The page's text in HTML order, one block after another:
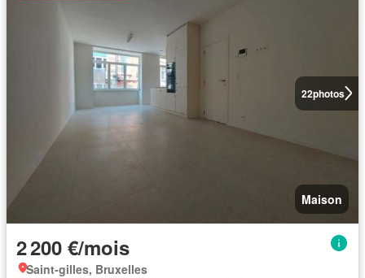
22photos
Maison
2 200 €/mois
Saint-gilles, Bruxelles